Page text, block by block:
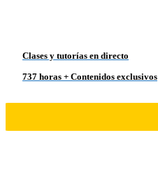
Clases y tutorías en directo
737 horas + Contenidos exclusivos